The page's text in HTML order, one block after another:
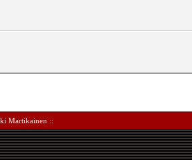
Martikainen ::